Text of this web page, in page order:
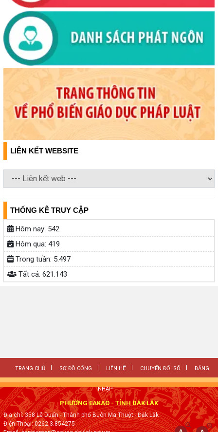
LIÊN KẾT WEBSITE
THỐNG KÊ TRUY CẬP
Hôm nay: 542
Hôm qua: 419
Trong tuần: 5.497
Tất cả: 621.143
TRANG CHỦ SƠ ĐỒ CỔNG LIÊN HỆ CHUYỂN ĐỔI SỐ ĐĂNG
NHẬP
PHƯỜNG EAKAO - TỈNH ĐẮK LẮK
Địa chỉ: 358 Lê Duẩn - Thành phố Buôn Ma Thuột - Đăk Lăk
Điện Thoại: 0262.3.854275